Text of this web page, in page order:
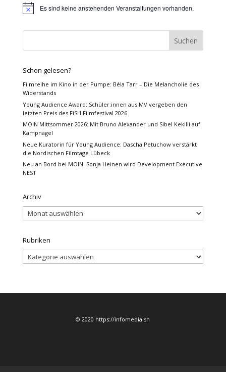
HinweisEs sind keine anstehenden Veranstaltungen vorhanden.
Schon gelesen?
Filmreihe im Kino in der Pumpe: Béla Tarr – Die Melancholie des
Widerstands
Young Audience Award: Schüler:innen aus MV vergeben den
letzten Preis des FiSH Filmfestival 2026
MOIN Mittsommer 2026: Mit Bruno Alexander und Sibel Kekilli auf
Kampnagel
Neue Kuratorin für Young Audience: Dascha Petuchow verstärkt
die Nordischen Filmtage Lübeck
Neu an Bord bei MOIN: Sonja Heinen wird Development Executive
NEST
Archiv
Archiv
Rubriken
Rubriken
© 2020 https://infomedia.sh